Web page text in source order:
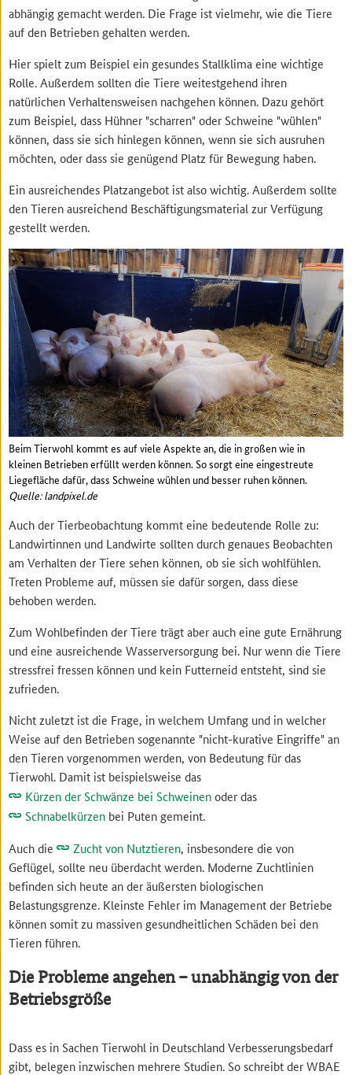
abhängig gemacht werden. Die Frage ist vielmehr, wie die Tiere
auf den Betrieben gehalten werden.
Hier spielt zum Beispiel ein gesundes Stallklima eine wichtige
Rolle. Außerdem sollten die Tiere weitestgehend ihren
natürlichen Verhaltensweisen nachgehen können. Dazu gehört
zum Beispiel, dass Hühner "scharren" oder Schweine "wühlen"
können, dass sie sich hinlegen können, wenn sie sich ausruhen
möchten, oder dass sie genügend Platz für Bewegung haben.
Ein ausreichendes Platzangebot ist also wichtig. Außerdem sollte
den Tieren ausreichend Beschäftigungsmaterial zur Verfügung
gestellt werden.
Beim Tierwohl kommt es auf viele Aspekte an, die in großen wie in
kleinen Betrieben erfüllt werden können. So sorgt eine eingestreute
Liegefläche dafür, dass Schweine wühlen und besser ruhen können.
Quelle: landpixel.de
Auch der Tierbeobachtung kommt eine bedeutende Rolle zu:
Landwirtinnen und Landwirte sollten durch genaues Beobachten
am Verhalten der Tiere sehen können, ob sie sich wohlfühlen.
Treten Probleme auf, müssen sie dafür sorgen, dass diese
behoben werden.
Zum Wohlbefinden der Tiere trägt aber auch eine gute Ernährung
und eine ausreichende Wasserversorgung bei. Nur wenn die Tiere
stressfrei fressen können und kein Futterneid entsteht, sind sie
zufrieden.
Nicht zuletzt ist die Frage, in welchem Umfang und in welcher
Weise auf den Betrieben sogenannte "nicht-kurative Eingriffe" an
den Tieren vorgenommen werden, von Bedeutung für das
Tierwohl. Damit ist beispielsweise das
Kürzen der Schwänze bei Schweinenoder das
Schnabelkürzen bei Puten gemeint.
Auch die
Zucht von Nutztieren, insbesondere die von
Geflügel, sollte neu überdacht werden. Moderne Zuchtlinien
befinden sich heute an der äußersten biologischen
Belastungsgrenze. Kleinste Fehler im Management der Betriebe
können somit zu massiven gesundheitlichen Schäden bei den
Tieren führen.
Die Probleme angehen – unabhängig von der
Betriebsgröße
Dass es in Sachen Tierwohl in Deutschland Verbesserungsbedarf
gibt, belegen inzwischen mehrere Studien. So schreibt der WBAE